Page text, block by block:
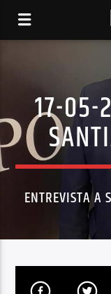
17-05-
ENTREVISTA